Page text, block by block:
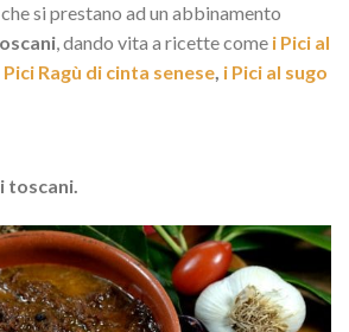
si prestano ad un abbinamento
, dando vita a ricette come i Pici al
Pici Ragù di cinta senese, i Pici al sugo
toscani.